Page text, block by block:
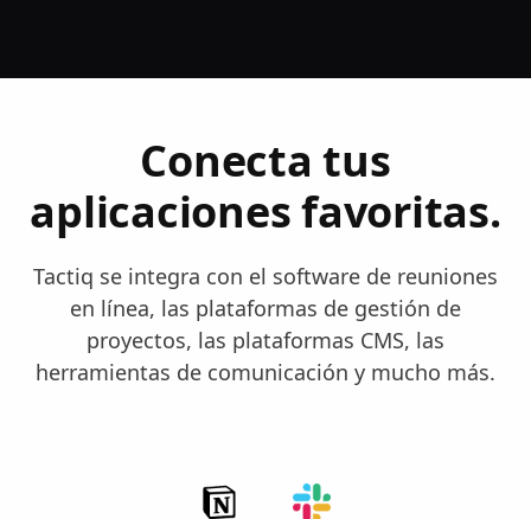
Conecta tus
aplicaciones favoritas.
Tactiq se integra con el software de reuniones
en línea, las plataformas de gestión de
proyectos, las plataformas CMS, las
herramientas de comunicación y mucho más.